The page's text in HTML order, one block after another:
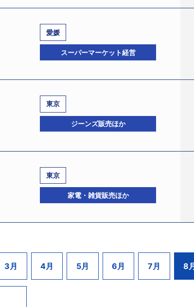
選任された。負債総額は債権者20名に対し30億
年は、山梨県内に工場を新設し、自社ブランドの液
文句に大手家電量販店や病院施設、宿泊施設に販路
。複数の企業との架空循環取引が発覚し、信用が失
、法人番号:6180001009711、名古屋市昭和区白金
1－1－2、電話03－6250－6200）。負債総額は金
規販売店となっていた。また、これに付帯して車検
を計上。しかし、人件費の負担が重く過去から赤字
も窮する事態となり、自力再建を断念した。
愛媛
スーパーマーケット経営
人番号:3500001015349、宇和島市新町1－4－6、
－4708－5671）。負債総額は22億円。
は店名を「しんばし」とした。地域に密着したスー
月期にはピークとなる売上高約85億9400万円を計
アの乱立から厳しい業況に陥り、不採算店舗を閉鎖
東京
ジーンズ販売ほか
、法人番号:4010401098579、渋谷区渋谷
下、ＧＲＯＴＴＯ社）の日本法人で、カジュアル
に陥っていた。そのため、ＧＲＯＴＴＯ社が日本市
東京
家電・雑貨販売ほか
番号:2010001075591、千代田区麹町3－3、設立
裁に特別清算を申請し8月3日、特別清算開始決定
コーヒーメーカーやオーブントースター、電気圧力
3月 4月 5月 6月 7月 8